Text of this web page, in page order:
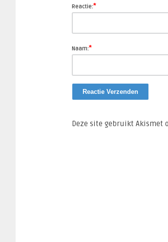
Reactie:*
Naam:*
Deze site gebruikt Akismet